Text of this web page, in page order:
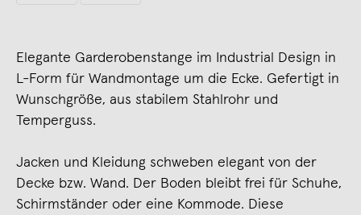
Elegante Garderobenstange im Industrial Design in
L-Form für Wandmontage um die Ecke. Gefertigt in
Wunschgröße, aus stabilem Stahlrohr und
Temperguss.
Jacken und Kleidung schweben elegant von der
Decke bzw. Wand. Der Boden bleibt frei für Schuhe,
Schirmständer oder eine Kommode. Diese